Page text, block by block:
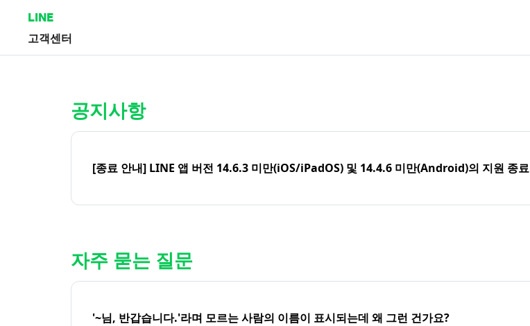
LINE
고객센터
공지사항
[종료 안내] LINE 앱 버전 14.6.3 미만(iOS/iPadOS) 및 14.4.6 미만(Android)의 지원 종료
자주 묻는 질문
'~님, 반갑습니다.'라며 모르는 사람의 이름이 표시되는데 왜 그런 건가요?